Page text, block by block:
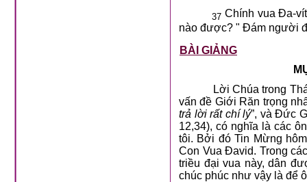
37 Chính vua Đa-
nào được? " Đám người
BÀI GIẢNG
Lời Chúa trong Thánh
vấn đề Giới Răn trọng
trả lời rất chí lý”, và Đức
12,34), có nghĩa là các
tôi. Bởi đó Tin Mừng
Con Vua Đavid. Trong
triều đại vua này, dân
chúc phúc như vậy là để